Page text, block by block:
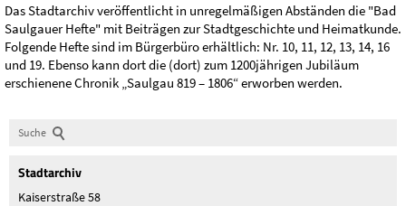
Das Stadtarchiv veröffentlicht in unregelmäßigen Abständen die "Bad
Saulgauer Hefte" mit Beiträgen zur Stadtgeschichte und Heimatkunde.
Folgende Hefte sind im Bürgerbüro erhältlich: Nr. 10, 11, 12, 13, 14, 16
und 19. Ebenso kann dort die (dort) zum 1200jährigen Jubiläum
erschienene Chronik „Saulgau 819 – 1806“ erworben werden.
Suche
Stadtarchiv
Kaiserstraße 58